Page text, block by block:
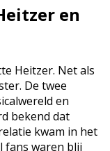
en
Heitzer. Net als
De twee
en
bekend dat
kwam in het
fans waren blij